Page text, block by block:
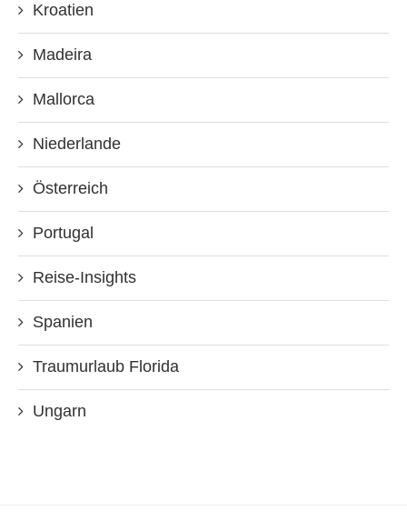
Kroatien
Madeira
Mallorca
Niederlande
Österreich
Portugal
Reise-Insights
Spanien
Traumurlaub Florida
Ungarn